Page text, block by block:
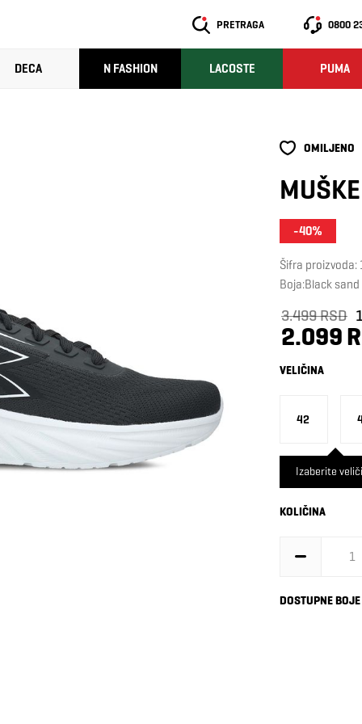
PRETRAGA 0800
DECA N FASHION LACOSTE PUMA
OMILJENO
-40%
Šifra
Boja:Black sand
3.499 RSD
2.099
VELIČINA
42
Izaberite
KOLIČINA
DOSTUPNE BOJE